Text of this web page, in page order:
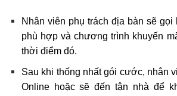
Nhân viên phụ trách địa bàn sẽ
phù hợp và chương trình khuyến
thời điểm đó.
Sau khi thống nhất gói cước, nhân
Online hoặc sẽ đến tận nhà để